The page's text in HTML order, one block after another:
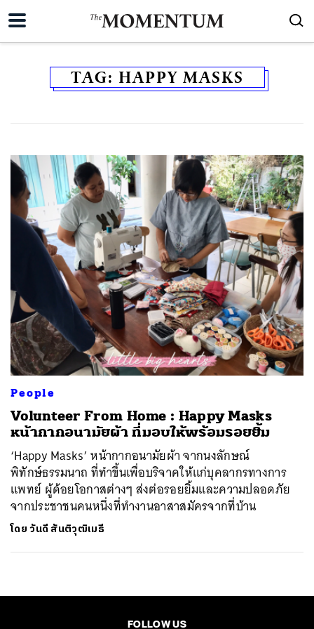
TAG: HAPPY MASKS
People
Volunteer From Home : Happy Masks
หน้ากากอนามัยผ้า ที่มอบให้พร้อมรอยยิ้ม
‘Happy Masks’ หน้ากากอนามัยผ้า จากนงลักษณ์
พิทักษ์ธรรมนาถ ที่ทำขึ้นเพื่อบริจาคให้แก่บุคลากรทางการ
แพทย์ ผู้ด้อยโอกาสต่างๆ ส่งต่อรอยยิ้มและความปลอดภัย
จากประชาชนคนหนึ่งที่ทำงานอาสาสมัครจากที่บ้าน
โดยวันดี สันติวุฒิเมธี
FOLLOW US
ค้นหา
SHARE TWEET LINE EMAIL